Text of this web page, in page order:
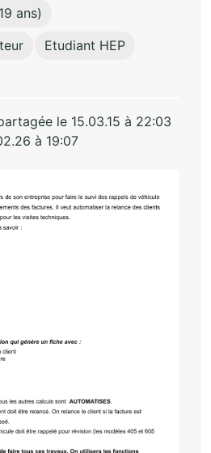
ans)
Etudiant HEP
le 15.03.15 à 22:03
à 19:07